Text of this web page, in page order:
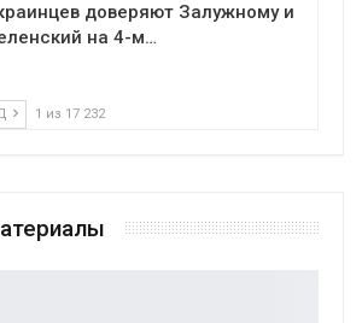
доверяют Залужному и
на 4-м…
1 из 17 232